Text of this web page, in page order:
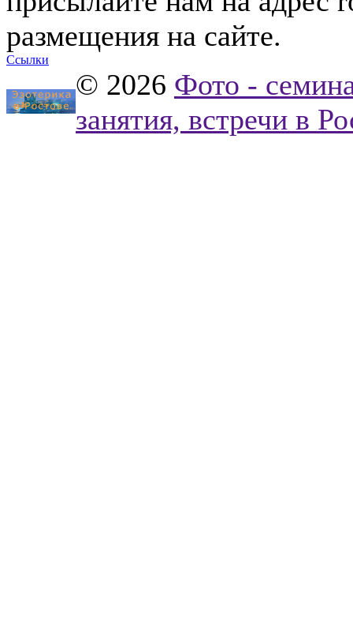
размещения на сайте.
Ссылки
© 2026 Фото -
занятия, встречи в